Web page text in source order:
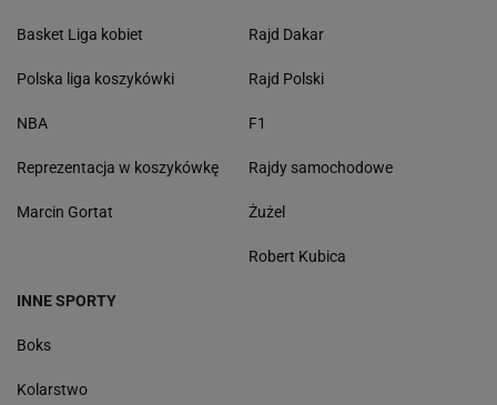
Basket Liga kobiet
Polska liga koszykówki
NBA
Reprezentacja w koszykówkę
Marcin Gortat
Rajd Dakar
Rajd Polski
F1
Rajdy samochodowe
Żużel
Robert Kubica
INNE SPORTY
Boks
Kolarstwo